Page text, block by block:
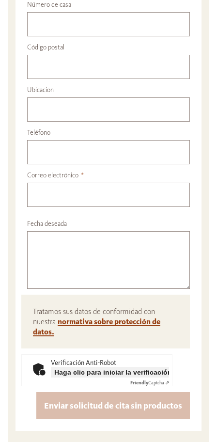
Número de casa
Código postal
Ubicación
Teléfono
Correo electrónico *
Fecha deseada
Tratamos sus datos de conformidad con
nuestra normativa sobre protección de
datos.
Verificación Anti-Robot
Haga clic para iniciar la verificación
FriendlyCaptcha ⇗
Enviar solicitud de cita sin productos